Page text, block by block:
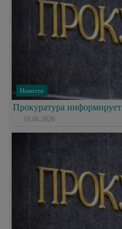
Новости
Прокуратура информирует
10.06.2026